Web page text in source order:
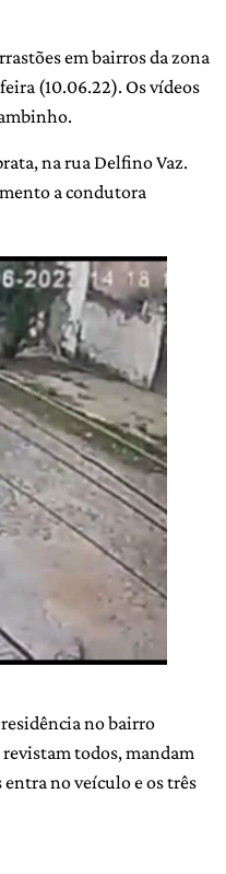
em bairros da zona
(10.06.22). Os vídeos
na rua Delfino Vaz.
a condutora
no bairro
todos, mandam
entra no veículo e os três